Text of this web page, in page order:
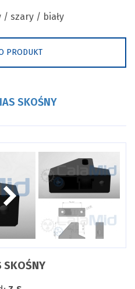
/ szary / biały
PRODUKT
SKOŚNY
SKOŚNY